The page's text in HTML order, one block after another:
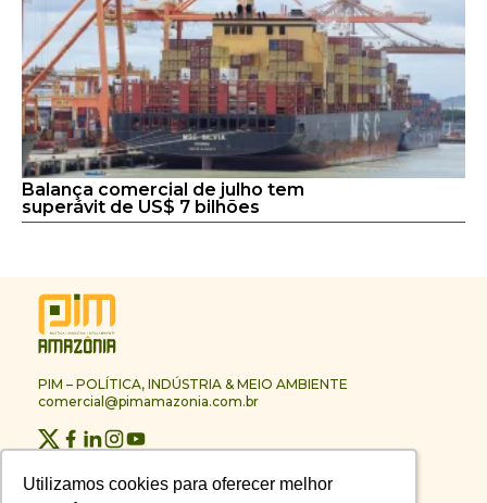
Utilizamos cookies para oferecer melhor
Utilizamos cookies para oferecer melhor
Balança comercial de julho tem
superávit de US$ 7 bilhões
PIM – POLÍTICA, INDÚSTRIA & MEIO AMBIENTE
comercial@pimamazonia.com.br
Contato